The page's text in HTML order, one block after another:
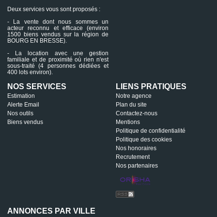
Deux services vous sont proposés :
- La vente dont nous sommes un
acteur reconnu et efficace (environ
1500 biens vendus sur la région de
BOURG EN BRESSE).
- La location avec une gestion
familiale et de proximité où rien n'est
sous-traité (4 personnes dédiées et
400 lots environ).
NOS SERVICES
Estimation
Alerte Email
Nos outils
Biens vendus
LIENS PRATIQUES
Notre agence
Plan du site
Contactez-nous
Mentions
Politique de confidentialité
Politique des cookies
Nos honoraires
Recrutement
Nos partenaires
ANNONCES PAR VILLE